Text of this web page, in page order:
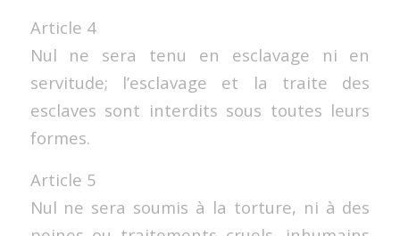
Article 4
Nul ne sera tenu en esclavage ni en
servitude; l’esclavage et la traite des
esclaves sont interdits sous toutes leurs
formes.
Article 5
Nul ne sera soumis à la torture, ni à des